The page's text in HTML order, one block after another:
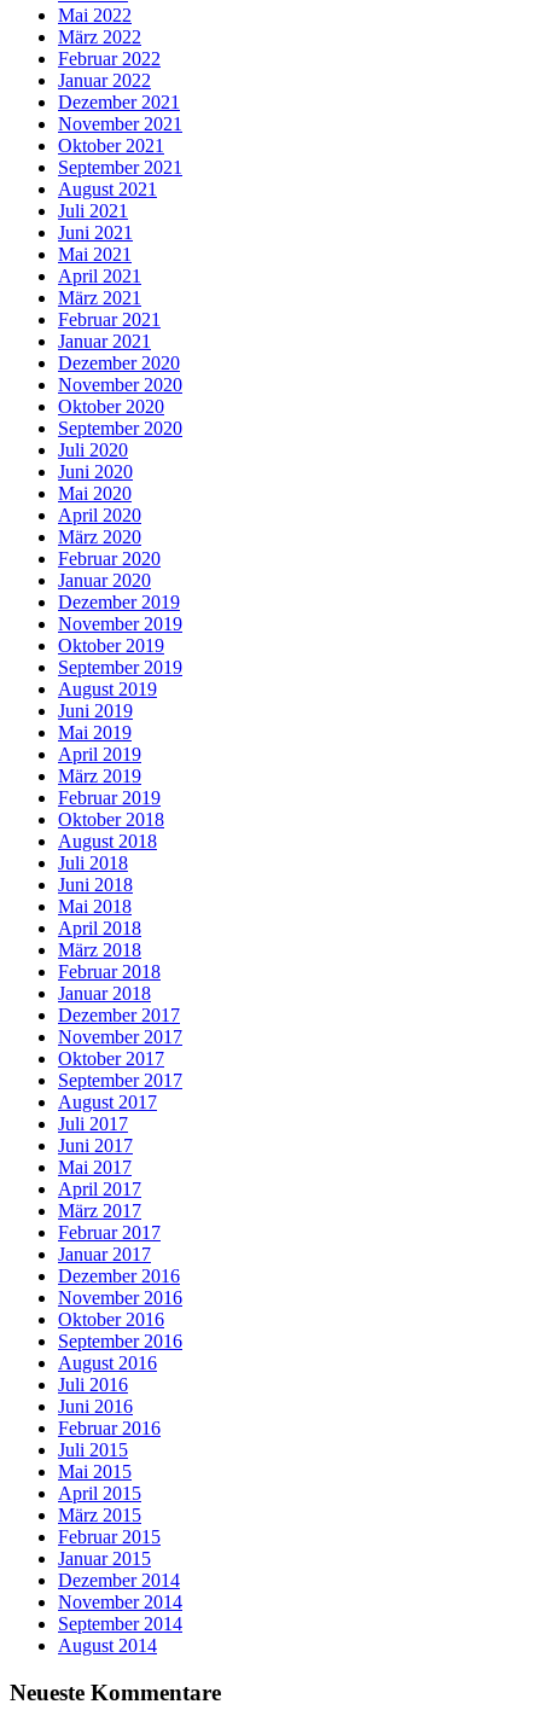
Mai 2022
März 2022
Februar 2022
Januar 2022
Dezember 2021
November 2021
Oktober 2021
September 2021
August 2021
Juli 2021
Juni 2021
Mai 2021
April 2021
März 2021
Februar 2021
Januar 2021
Dezember 2020
November 2020
Oktober 2020
September 2020
Juli 2020
Juni 2020
Mai 2020
April 2020
März 2020
Februar 2020
Januar 2020
Dezember 2019
November 2019
Oktober 2019
September 2019
August 2019
Juni 2019
Mai 2019
April 2019
März 2019
Februar 2019
Oktober 2018
August 2018
Juli 2018
Juni 2018
Mai 2018
April 2018
März 2018
Februar 2018
Januar 2018
Dezember 2017
November 2017
Oktober 2017
September 2017
August 2017
Juli 2017
Juni 2017
Mai 2017
April 2017
März 2017
Februar 2017
Januar 2017
Dezember 2016
November 2016
Oktober 2016
September 2016
August 2016
Juli 2016
Juni 2016
Februar 2016
Juli 2015
Mai 2015
April 2015
März 2015
Februar 2015
Januar 2015
Dezember 2014
November 2014
September 2014
August 2014
Neueste Kommentare